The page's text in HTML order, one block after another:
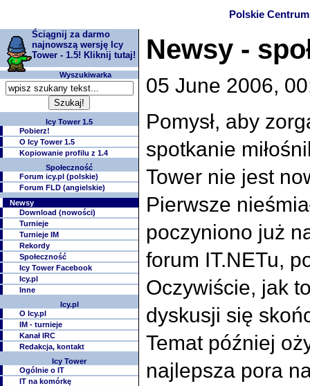
Polskie
Ściągnij za darmo
najnowszą wersję Icy
Tower - 1.5! Kliknij tutaj!
Wyszukiwarka
Icy Tower 1.5
Pobierz!
O Icy Tower 1.5
Kopiowanie profilu z 1.4
Społeczność
Forum icy.pl (polskie)
Forum FLD (angielskie)
Newsy
Download (nowości)
Turnieje
Turnieje IM
Rekordy
Społeczność
Icy Tower Facebook
Icy.pl
Inne
Icy.pl
O Icy.pl
IM - turnieje
Kanał IRC
Redakcja, kontakt
Icy Tower
Ogólnie o IT
IT na komórkę
Newsy -
05 June 2006,
Pomysł, aby
spotkanie
Tower nie jest
Pierwsze
poczyniono już
forum IT.NETu,
Oczywiście, jak
dyskusji się
Temat później
najlepsza pora